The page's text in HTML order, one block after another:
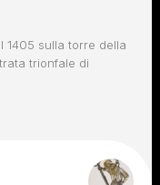
sulla torre della
trionfale di